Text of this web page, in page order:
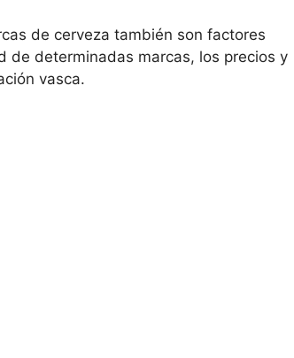
de cerveza también son factores
de determinadas marcas, los precios y
vasca.